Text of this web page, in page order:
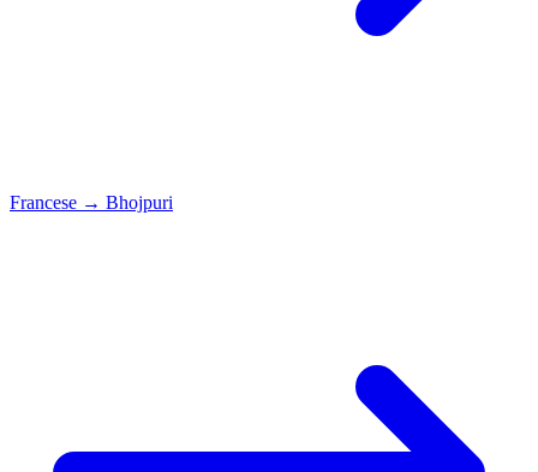
Francese → Bhojpuri